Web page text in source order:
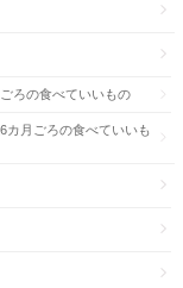
ろの食べていいもの
カ月ごろの食べていいも